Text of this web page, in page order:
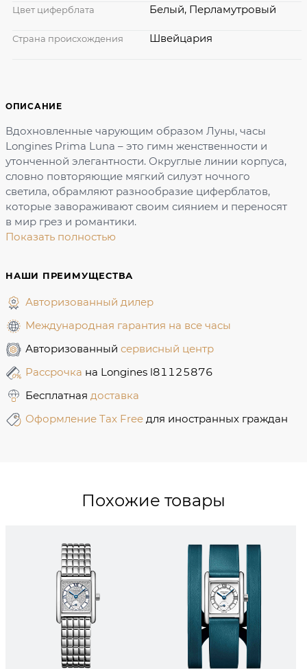
ОПИСАНИЕ
Вдохновленные чарующим образом Луны, часы
Longines Prima Luna – это гимн женственности и
утонченной элегантности. Округлые линии корпуса,
словно повторяющие мягкий силуэт ночного
светила, обрамляют разнообразие циферблатов,
которые завораживают своим сиянием и переносят
в мир грез и романтики.
Показать полностью
НАШИ ПРЕИМУЩЕСТВА
Авторизованный дилер
Международная гарантия на все часы
Авторизованный сервисный центр
Рассрочка на Longines l81125876
Бесплатная доставка
Оформление Tax Free для иностранных граждан
Цвет циферблата Белый, Перламутровый
Страна происхождения Швейцария
Похожие товары